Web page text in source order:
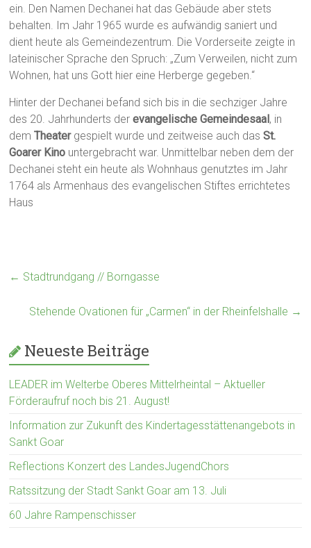
ein. Den Namen Dechanei hat das Gebäude aber stets
behalten. Im Jahr 1965 wurde es aufwändig saniert und
dient heute als Gemeindezentrum. Die Vorderseite zeigte in
lateinischer Sprache den Spruch: „Zum Verweilen, nicht zum
Wohnen, hat uns Gott hier eine Herberge gegeben.“
Hinter der Dechanei befand sich bis in die sechziger Jahre
des 20. Jahrhunderts derevangelische Gemeindesaal , in
demTheater gespielt wurde und zeitweise auch das St.
Goarer Kino untergebracht war. Unmittelbar neben dem der
Dechanei steht ein heute als Wohnhaus genutztes im Jahr
1764 als Armenhaus des evangelischen Stiftes errichtetes
Haus
← Stadtrundgang // Borngasse
Stehende Ovationen für „Carmen“ in der Rheinfelshalle →
Neueste Beiträge
LEADER im Welterbe Oberes Mittelrheintal – Aktueller
Förderaufruf noch bis 21. August!
Information zur Zukunft des Kindertagesstättenangebots in
Sankt Goar
Reflections Konzert des LandesJugendChors
Ratssitzung der Stadt Sankt Goar am 13. Juli
60 Jahre Rampenschisser